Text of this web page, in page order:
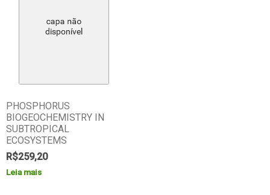
PHOSPHORUS
BIOGEOCHEMISTRY IN
SUBTROPICAL
ECOSYSTEMS
R$259,20
Leia mais